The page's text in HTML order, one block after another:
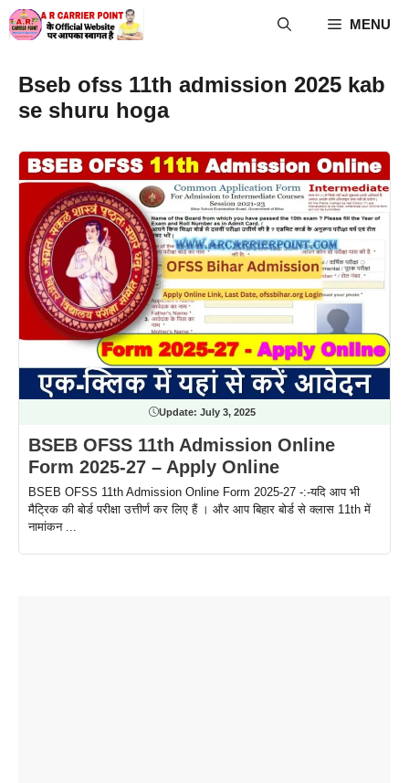
Skip
to
MENU
Bseb ofss 11th admission 2025 kab
se shuru hoga
Update: July 3, 2025
BSEB OFSS 11th Admission Online
Form 2025-27 – Apply Online
BSEB OFSS 11th Admission Online Form 2025-27 -:-यदि आप भी
मैट्रिक की बोर्ड परीक्षा उत्तीर्ण कर लिए हैं । और आप बिहार बोर्ड से क्लास 11th में
नामांकन ...